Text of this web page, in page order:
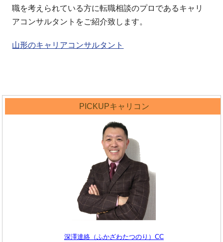
職を考えられている方に転職相談のプロであるキャリ
アコンサルタントをご紹介致します。
山形のキャリアコンサルタント
PICKUPキャリコン
深澤達絡（ふかざわたつのり）CC